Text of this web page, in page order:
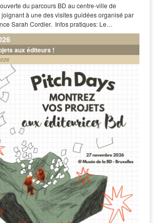
du parcours BD au centre-ville de
à une des visites guidées organisé par
Sarah Cordier. Infos pratiques: Le…
aux éditeurs !